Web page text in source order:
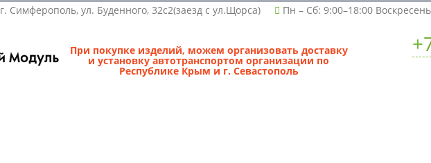
г. Симферополь, ул. Буденного, 32с2(заезд с ул.Щорса) Пн – Сб: 9:00–18:00
При покупке изделий, можем организовать доставку
и установку автотранспортом организации по
Республике Крым и г. Севастополь